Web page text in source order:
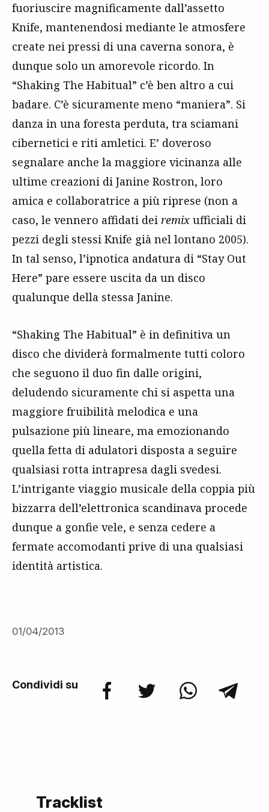
fuoriuscire magnificamente dall’assetto
Knife, mantenendosi mediante le atmosfere
create nei pressi di una caverna sonora, è
dunque solo un amorevole ricordo. In
“Shaking The Habitual” c’è ben altro a cui
badare. C’è sicuramente meno “maniera”. Si
danza in una foresta perduta, tra sciamani
cibernetici e riti amletici. E’ doveroso
segnalare anche la maggiore vicinanza alle
ultime creazioni di Janine Rostron, loro
amica e collaboratrice a più riprese (non a
caso, le vennero affidati dei remix ufficiali di
pezzi degli stessi Knife già nel lontano 2005).
In tal senso, l’ipnotica andatura di “Stay Out
Here” pare essere uscita da un disco
qualunque della stessa Janine.
“Shaking The Habitual” è in definitiva un
disco che dividerà formalmente tutti coloro
che seguono il duo fin dalle origini,
deludendo sicuramente chi si aspetta una
maggiore fruibilità melodica e una
pulsazione più lineare, ma emozionando
quella fetta di adulatori disposta a seguire
qualsiasi rotta intrapresa dagli svedesi.
L’intrigante viaggio musicale della coppia più
bizzarra dell’elettronica scandinava procede
dunque a gonfie vele, e senza cedere a
fermate accomodanti prive di una qualsiasi
identità artistica.
01/04/2013
Condividi su
Tracklist